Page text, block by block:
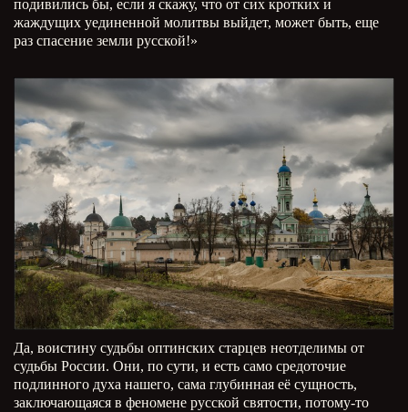
подивились бы, если я скажу, что от сих кротких и
жаждущих уединенной молитвы выйдет, может быть, еще
раз спасение земли русской!»
Да, воистину судьбы оптинских старцев неотделимы от
судьбы России. Они, по сути, и есть само средоточие
подлинного духа нашего, сама глубинная её сущность,
заключающаяся в феномене русской святости, потому-то